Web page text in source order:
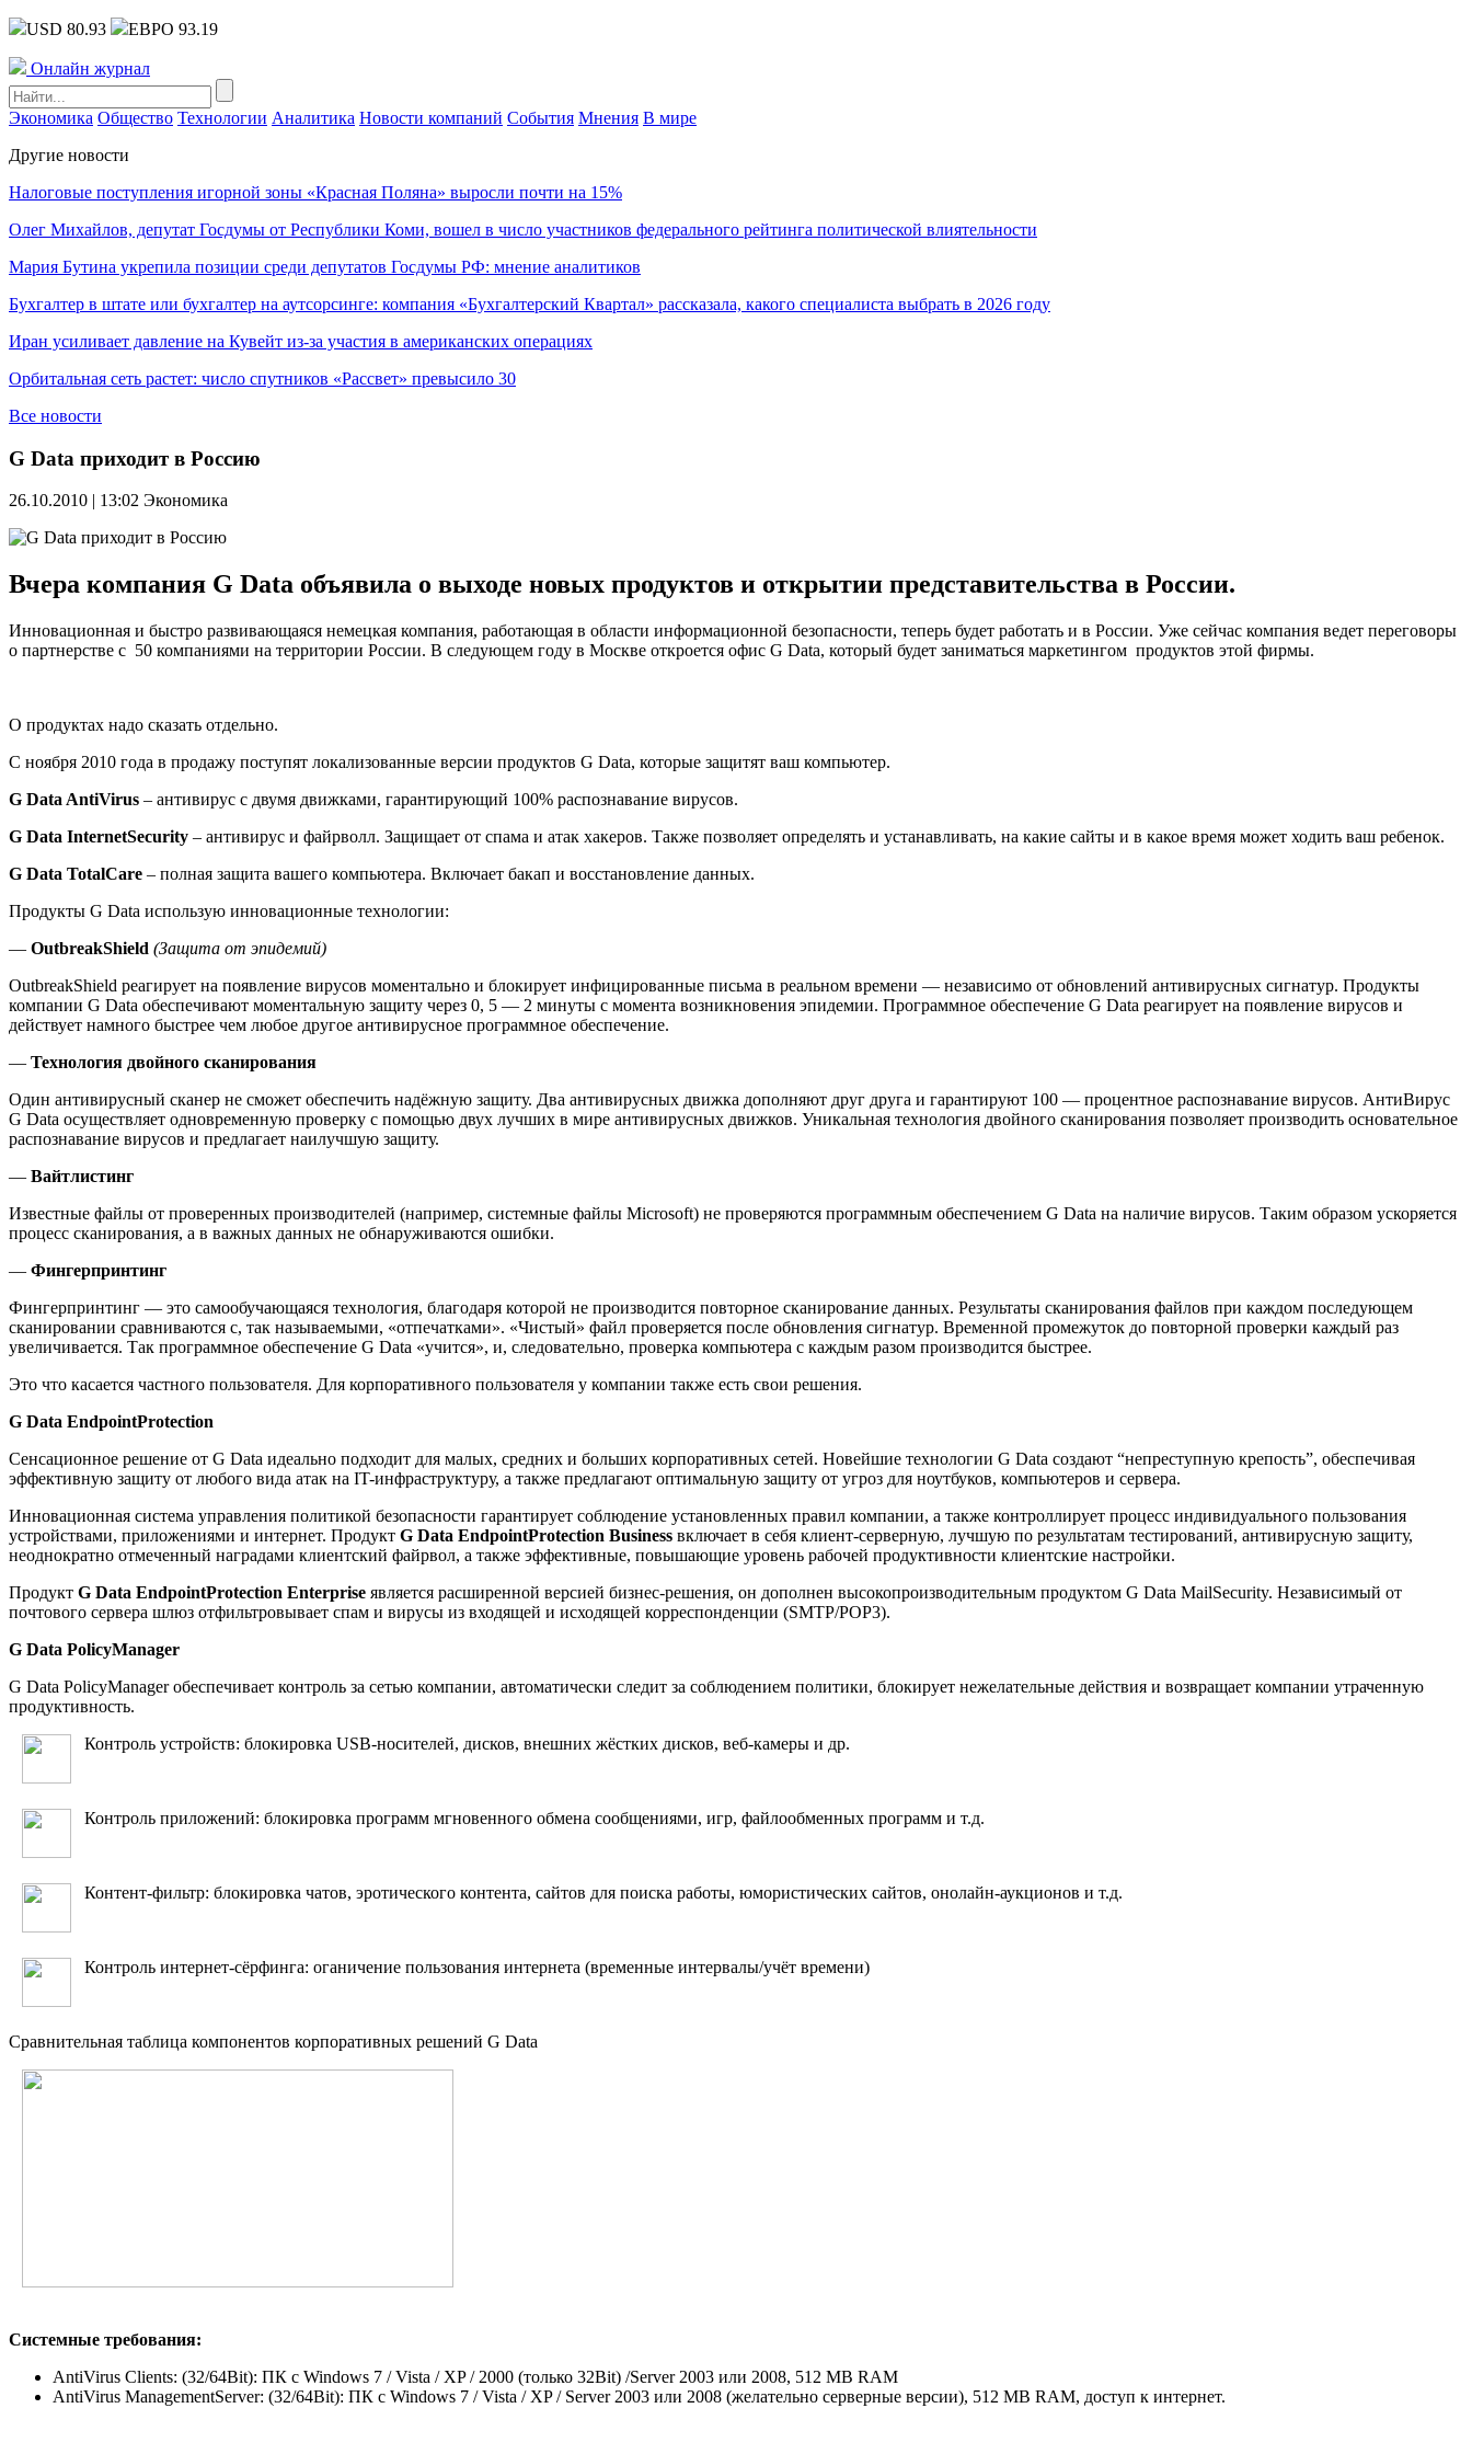
USD 80.93 ЕВРО 93.19
Онлайн журнал
Экономика Общество Технологии Аналитика Новости компаний События Мнения В мире
Другие новости
Налоговые поступления игорной зоны «Красная Поляна» выросли почти на 15%
Олег Михайлов, депутат Госдумы от Республики Коми, вошел в число участников федерального рейтинга политической влиятельности
Мария Бутина укрепила позиции среди депутатов Госдумы РФ: мнение аналитиков
Бухгалтер в штате или бухгалтер на аутсорсинге: компания «Бухгалтерский Квартал» рассказала, какого специалиста выбрать в 2026 году
Иран усиливает давление на Кувейт из-за участия в американских операциях
Орбитальная сеть растет: число спутников «Рассвет» превысило 30
Все новости
G Data приходит в Россию
26.10.2010 | 13:02 Экономика
Вчера компания G Data объявила о выходе новых продуктов и открытии представительства в России.
Инновационная и быстро развивающаяся немецкая компания, работающая в области информационной безопасности, теперь будет работать и в России. Уже сейчас компания ведет переговоры
о партнерстве с 50 компаниями на территории России. В следующем году в Москве откроется офис G Data, который будет заниматься маркетингом продуктов этой фирмы.
О продуктах надо сказать отдельно.
С ноября 2010 года в продажу поступят локализованные версии продуктов G Data, которые защитят ваш компьютер.
G Data AntiVirus – антивирус с двумя движками, гарантирующий 100% распознавание вирусов.
G Data InternetSecurity – антивирус и файрволл. Защищает от спама и атак хакеров. Также позволяет определять и устанавливать, на какие сайты и в какое время может ходить ваш ребенок.
G Data TotalCare – полная защита вашего компьютера. Включает бакап и восстановление данных.
Продукты G Data использую инновационные технологии:
— OutbreakShield (Защита от эпидемий)
OutbreakShield реагирует на появление вирусов моментально и блокирует инфицированные письма в реальном времени — независимо от обновлений антивирусных сигнатур. Продукты
компании G Data обеспечивают моментальную защиту через 0, 5 — 2 минуты с момента возникновения эпидемии. Программное обеспечение G Data реагирует на появление вирусов и
действует намного быстрее чем любое другое антивирусное программное обеспечение.
— Технология двойного сканирования
Один антивирусный сканер не сможет обеспечить надёжную защиту. Два антивирусных движка дополняют друг друга и гарантируют 100 — процентное распознавание вирусов. АнтиВирус
G Data осуществляет одновременную проверку с помощью двух лучших в мире антивирусных движков. Уникальная технология двойного сканирования позволяет производить основательное
распознавание вирусов и предлагает наилучшую защиту.
— Вайтлистинг
Известные файлы от проверенных производителей (например, системные файлы Microsoft) не проверяются программным обеспечением G Data на наличие вирусов. Таким образом ускоряется
процесс сканирования, а в важных данных не обнаруживаются ошибки.
— Фингерпринтинг
Фингерпринтинг — это самообучающаяся технология, благодаря которой не производится повторное сканирование данных. Результаты сканирования файлов при каждом последующем
сканировании сравниваются с, так называемыми, «отпечатками». «Чистый» файл проверяется после обновления сигнатур. Временной промежуток до повторной проверки каждый раз
увеличивается. Так программное обеспечение G Data «учится», и, следовательно, проверка компьютера с каждым разом производится быстрее.
Это что касается частного пользователя. Для корпоративного пользователя у компании также есть свои решения.
G Data EndpointProtection
Сенсационное решение от G Data идеально подходит для малых, средних и больших корпоративных сетей. Новейшие технологии G Data создают “непреступную крепость”, обеспечивая
эффективную защиту от любого вида атак на IT-инфраструктуру, а также предлагают оптимальную защиту от угроз для ноутбуков, компьютеров и сервера.
Инновационная система управления политикой безопасности гарантирует соблюдение установленных правил компании, а также контроллирует процесс индивидуального пользования
устройствами, приложениями и интернет. Продукт G Data EndpointProtection Business включает в себя клиент-серверную, лучшую по результатам тестирований, антивирусную защиту,
неоднократно отмеченный наградами клиентский файрвол, а также эффективные, повышающие уровень рабочей продуктивности клиентские настройки.
Продукт G Data EndpointProtection Enterprise является расширенной версией бизнес-решения, он дополнен высокопроизводительным продуктом G Data MailSecurity. Независимый от
почтового сервера шлюз отфильтровывает спам и вирусы из входящей и исходящей корреспонденции (SMTP/POP3).
G Data PolicyManager
G Data PolicyManager обеспечивает контроль за сетью компании, автоматически следит за соблюдением политики, блокирует нежелательные действия и возвращает компании утраченную
продуктивность.
Контроль устройств: блокировка USB-носителей, дисков, внешних жёстких дисков, веб-камеры и др.
Контроль приложений: блокировка программ мгновенного обмена сообщениями, игр, файлообменных программ и т.д.
Контент-фильтр: блокировка чатов, эротического контента, сайтов для поиска работы, юмористических сайтов, онолайн-аукционов и т.д.
Контроль интернет-сёрфинга: оганичение пользования интернета (временные интервалы/учёт времени)
Сравнительная таблица компонентов корпоративных решений G Data
Системные требования:
AntiVirus Clients: (32/64Bit): ПК с Windows 7 / Vista / XP / 2000 (только 32Bit) /Server 2003 или 2008, 512 MB RAM
AntiVirus ManagementServer: (32/64Bit): ПК с Windows 7 / Vista / XP / Server 2003 или 2008 (желательно серверные версии), 512 MB RAM, доступ к интернет.